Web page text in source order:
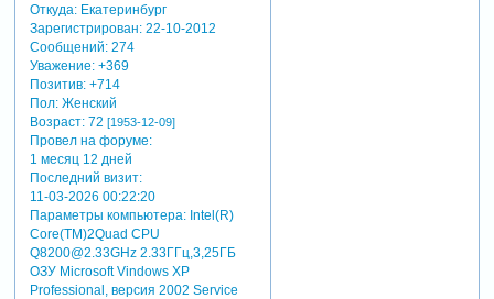
Откуда:Екатеринбург
Зарегистрирован: 22-10-2012
Сообщений:274
Уважение: +369
Позитив: +714
Пол:Женский
Возраст:72 [1953-12-09]
Провел на форуме:
1 месяц 12 дней
Последний визит:
11-03-2026 00:22:20
Параметры компьютера:Intel(R)
Core(TM)2Quad CPU
Q8200@2.33GHz 2.33ГГц,3,25ГБ
ОЗУ Microsoft Vindows XP
Professional, версия 2002 Service